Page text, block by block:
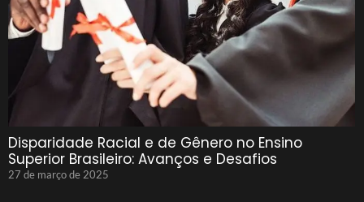
Disparidade Racial e de Gênero no Ensino
Superior Brasileiro: Avanços e Desafios
27 de março de 2025